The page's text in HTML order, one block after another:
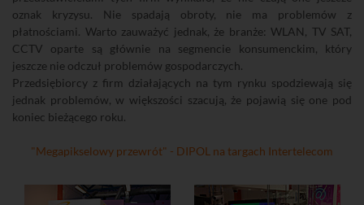
oznak kryzysu. Nie spadają obroty, nie ma problemów z
płatnościami. Warto zauważyć jednak, że branże: WLAN, TV SAT,
CCTV oparte są głównie na segmencie konsumenckim, który
jeszcze nie odczuł problemów gospodarczych.
Przedsiębiorcy z firm działających na tym rynku spodziewają się
jednak problemów, w większości szacują, że pojawią się one pod
koniec bieżącego roku.
"Megapikselowy przewrót" - DIPOL na targach Intertelecom